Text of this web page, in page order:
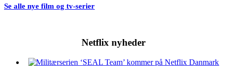
Se alle nye film og tv-serier
Netflix nyheder